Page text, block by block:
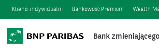
Klienci indywidualni Bankowość Premium Wealth
Bank